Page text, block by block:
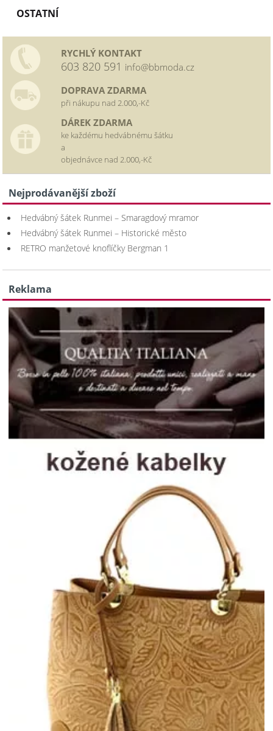
OSTATNÍ
RYCHLÝ KONTAKT
603 820 591 info@bbmoda.cz
DOPRAVA ZDARMA
při nákupu nad 2.000,-Kč
DÁREK ZDARMA
ke každému hedvábnému šátku
a
objednávce nad 2.000,-Kč
Nejprodávanější zboží
Hedvábný šátek Runmei – Smaragdový mramor
Hedvábný šátek Runmei – Historické město
RETRO manžetové knoflíčky Bergman 1
Reklama